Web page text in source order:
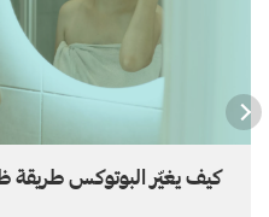
كيف يغيّر البوتوكس طريقة